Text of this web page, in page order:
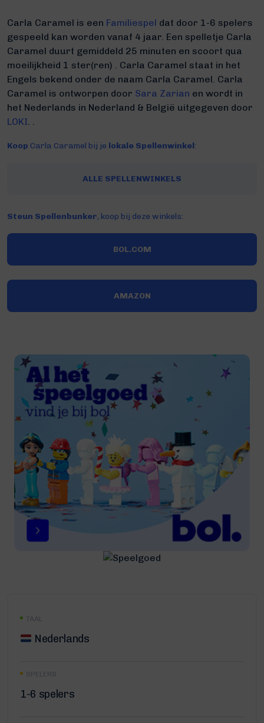
TAAL
Nederlands
SPELERS
1-6 spelers
Carla Caramel is een Familiespel dat door 1-6 spelers
gespeeld kan worden vanaf 4 jaar. Een spelletje Carla
Caramel duurt gemiddeld 25 minuten en scoort qua
moeilijkheid 1 ster(ren) . Carla Caramel staat in het
Engels bekend onder de naam Carla Caramel. Carla
Caramel is ontworpen door Sara Zarian en wordt in
het Nederlands in Nederland & België uitgegeven door
LOKI. .
Koop Carla Caramel bij je lokale Spellenwinkel:
ALLE SPELLENWINKELS
Steun Spellenbunker, koop bij deze winkels:
BOL.COM
AMAZON